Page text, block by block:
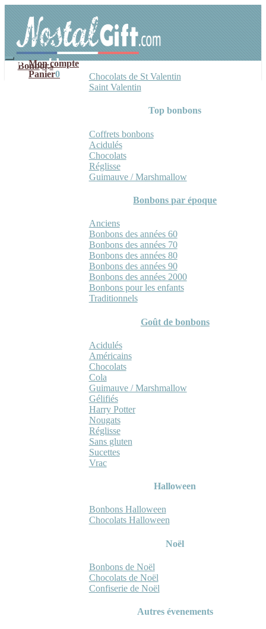
navigation
contenu
Mon compte
Panier0
Bonbons
Chocolats de St Valentin
Saint Valentin
Top bonbons
Coffrets bonbons
Acidulés
Chocolats
Réglisse
Guimauve / Marshmallow
Bonbons par époque
Anciens
Bonbons des années 60
Bonbons des années 70
Bonbons des années 80
Bonbons des années 90
Bonbons des années 2000
Bonbons pour les enfants
Traditionnels
Goût de bonbons
Acidulés
Américains
Chocolats
Cola
Guimauve / Marshmallow
Gélifiés
Harry Potter
Nougats
Réglisse
Sans gluten
Sucettes
Vrac
Halloween
Bonbons Halloween
Chocolats Halloween
Noël
Bonbons de Noël
Chocolats de Noël
Confiserie de Noël
Autres évenements